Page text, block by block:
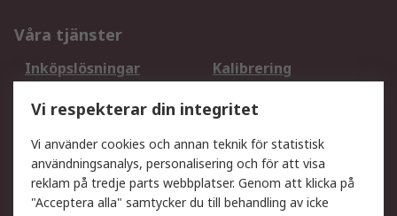
Våra tjänster
Inköpslösningar
Kalibrering
DesignSpark
Teknisk Support
Ditt lokala säljteam
Exportlösningar
Support
Vi respekterar din integritet
Vi använder cookies och annan teknik för statistisk
användningsanalys, personalisering och för att visa
reklam på tredje parts webbplatser. Genom att klicka på
"Acceptera alla" samtycker du till behandling av icke